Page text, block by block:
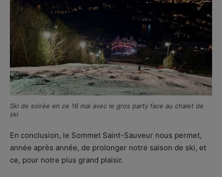
Ski de soirée en ce 16 mai avec le gros party face au chalet de
ski
En conclusion, le Sommet Saint-Sauveur nous permet,
année après année, de prolonger notre saison de ski, et
ce, pour notre plus grand plaisir.